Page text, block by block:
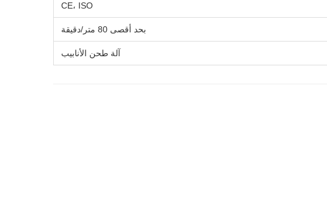
CE، ISO
بحد أقصى 80 متر/دقيقة
آلة طحن الأنابيب